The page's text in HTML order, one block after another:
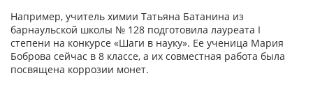
Например, учитель химии Татьяна Батанина из
барнаульской школы № 128 подготовила лауреата I
степени на конкурсе «Шаги в науку». Ее ученица Мария
Боброва сейчас в 8 классе, а их совместная работа была
посвящена коррозии монет.